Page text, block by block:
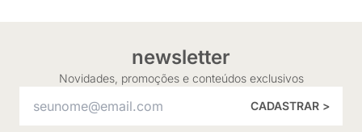
newsletter
Novidades, promoções e conteúdos exclusivos
CADASTRAR >